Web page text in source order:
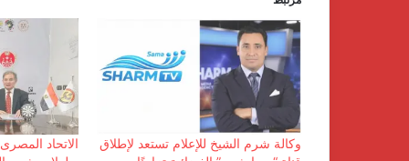
وكالة شرم الشيخ للإعلام تستعد لإطلاق
الاتحاد